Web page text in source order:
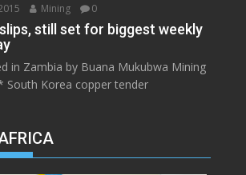
Mining 0
still set for biggest weekly
in Zambia by Buana Mukubwa Mining
South Korea copper tender